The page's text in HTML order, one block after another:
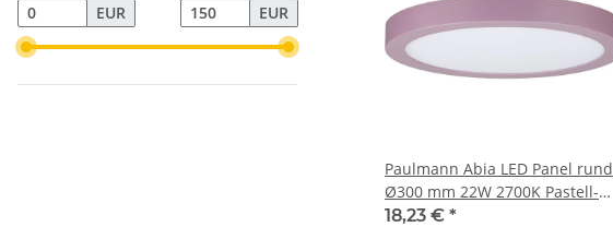
Paulmann Abia LED Panel rund
Ø300 mm 22W 2700K Pastell-
Violett Deckenleuchte ultraflach
18,23 € *
EUR
EUR